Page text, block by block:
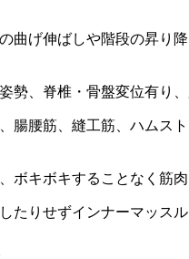
曲げ伸ばしや階段の昇り
、脊椎・骨盤変位有り
腸腰筋、縫工筋、ハムス
ボキボキすることなく筋
たりせずインナーマッス